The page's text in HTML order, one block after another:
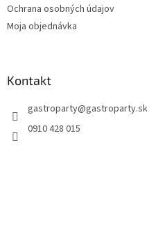
Ochrana osobných údajov
Moja objednávka
Kontakt
gastroparty@gastroparty.sk
0910 428 015